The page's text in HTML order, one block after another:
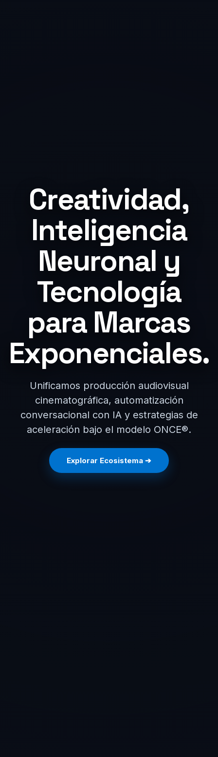
Creatividad,
Inteligencia
Neuronal y
Tecnología
para Marcas
Exponenciales.
Unificamos producción audiovisual
cinematográfica, automatización
conversacional con IA y estrategias de
aceleración bajo el modelo ONCE®.
Explorar Ecosistema ➔